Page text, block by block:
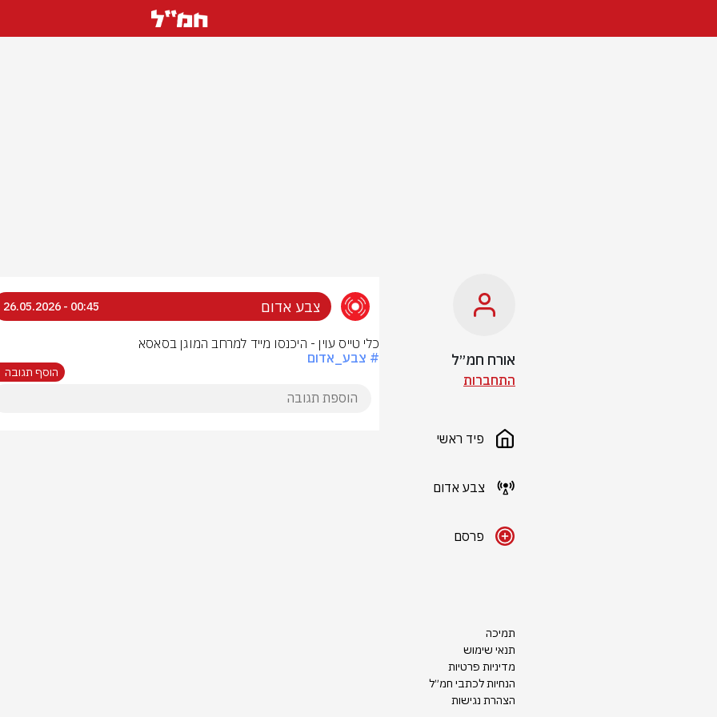
אורח חמ״ל
התחברות
פיד ראשי
צבע אדום
פרסם
תמיכה
תנאי שימוש
מדיניות פרטיות
הנחיות לכתבי חמ״ל
הצהרת נגישות
צבע אדום 00:45 - 26.05.2026
כלי טייס עוין - היכנסו מייד למרחב המוגן בסאסא
# צבע_אדום
הוסף תגובה